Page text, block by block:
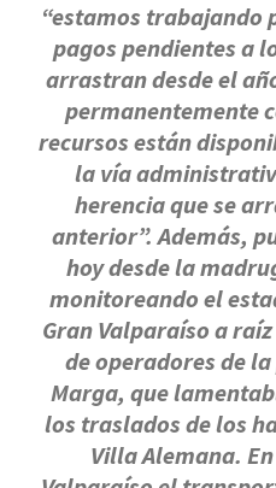
“estamos trabajando
pagos pendientes a
arrastran desde el
permanentemente
recursos están
la vía
herencia que se
anterior”. Además,
hoy desde la
monitoreando el
Gran Valparaíso a
de operadores de
Marga, que
los traslados de los
Villa Alemana.